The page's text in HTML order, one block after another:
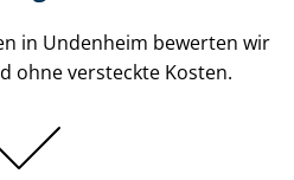
in Undenheim bewerten wir
ohne versteckte Kosten.